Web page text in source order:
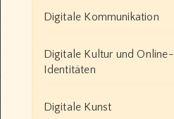
Digitale Kommunikation
Digitale Kultur und Online-
Identitäten
Digitale Kunst